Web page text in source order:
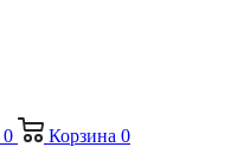
0 Корзина 0